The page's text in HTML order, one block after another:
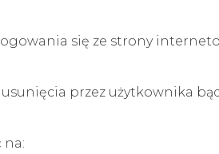
się ze strony
przez użytkownika
na: